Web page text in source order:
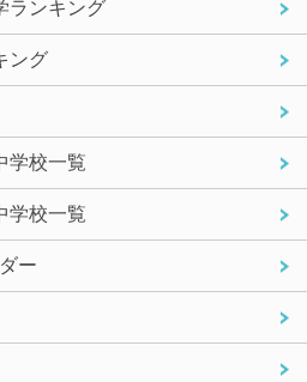
ランキング
ング
学校一覧
学校一覧
ー